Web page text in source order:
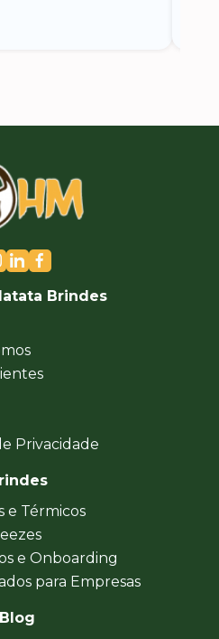
Brindes
Privacidade
e Térmicos
e Onboarding
para Empresas
Blog